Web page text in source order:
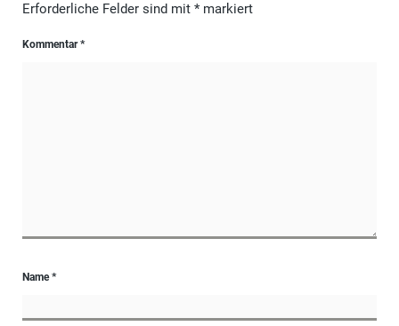
Erforderliche Felder sind mit *markiert
Kommentar*
Name*